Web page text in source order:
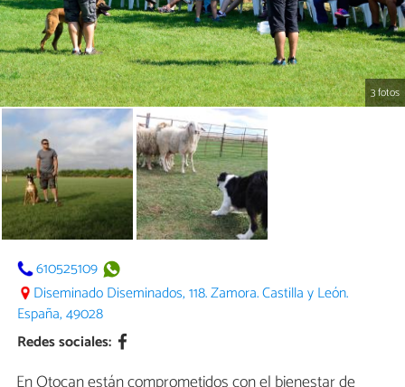
3 fotos
610525109
Diseminado Diseminados, 118. Zamora. Castilla y León.
España, 49028
Redes sociales: